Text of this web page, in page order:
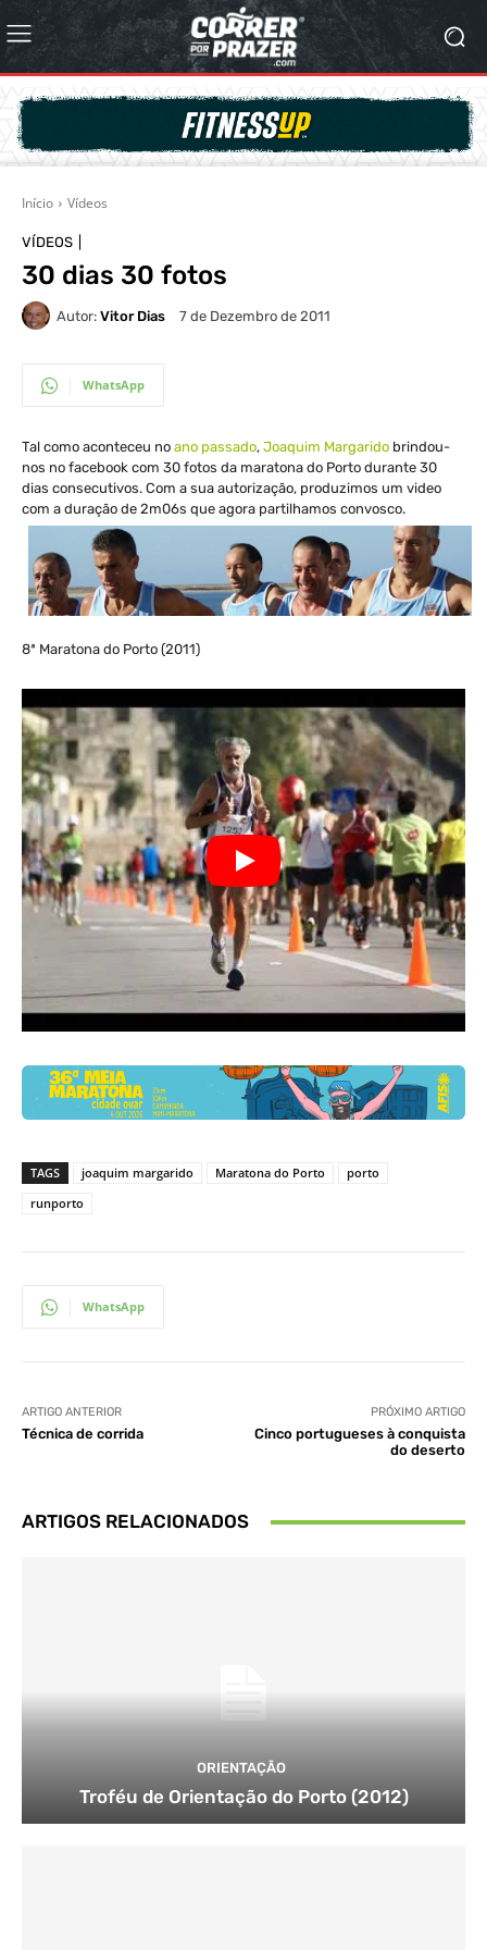
Início Vídeos
VÍDEOS
30 dias 30 fotos
Autor: Vitor Dias 7 de Dezembro de 2011
WhatsApp
Tal como aconteceu no ano passado, Joaquim Margarido brindou-
nos no facebook com 30 fotos da maratona do Porto durante 30
dias consecutivos. Com a sua autorização, produzimos um video
com a duração de 2m06s que agora partilhamos convosco.
8ª Maratona do Porto (2011)
TAGS joaquim margarido Maratona do Porto
porto
runporto
WhatsApp
ARTIGO ANTERIOR
Técnica de corrida
PRÓXIMO ARTIGO
Cinco portugueses à conquista
do deserto
ARTIGOS RELACIONADOS
ORIENTAÇÃO
Troféu de Orientação do Porto (2012)